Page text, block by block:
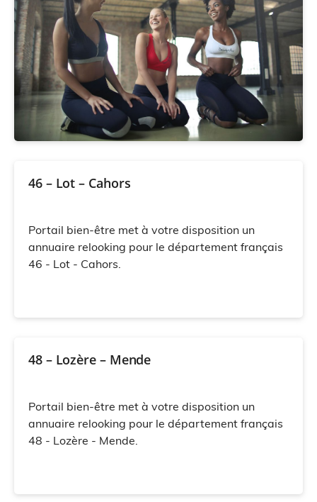
46 – Lot – Cahors
Portail bien-être met à votre disposition un
annuaire relooking pour le département français
46 - Lot - Cahors.
48 – Lozère – Mende
Portail bien-être met à votre disposition un
annuaire relooking pour le département français
48 - Lozère - Mende.